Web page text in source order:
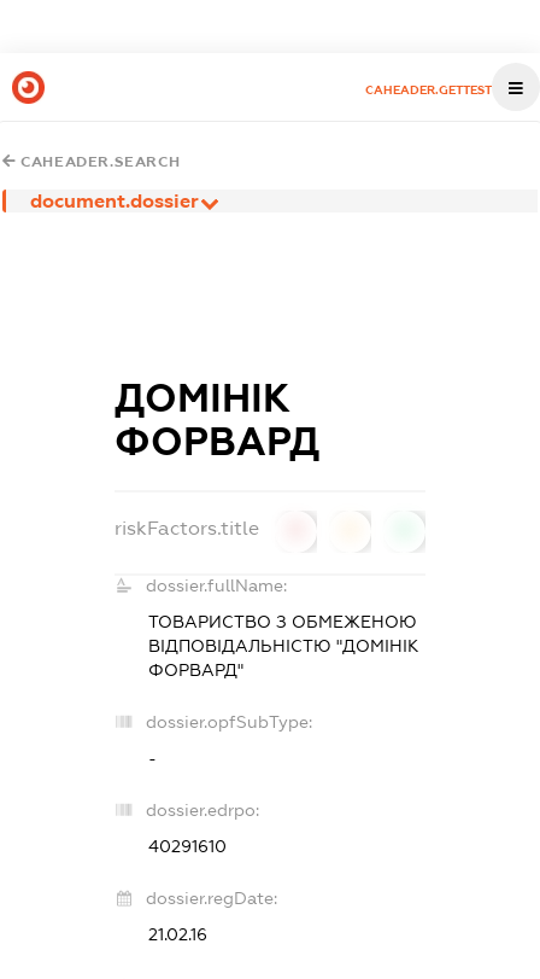
CAHEADER.GETTEST
CAHEADER.SEARCH
document.dossier
ДОМІНІК
ФОРВАРД
riskFactors.title
dossier.fullName:
ТОВАРИСТВО З ОБМЕЖЕНОЮ
ВІДПОВІДАЛЬНІСТЮ "ДОМІНІК
ФОРВАРД"
dossier.opfSubType:
-
dossier.edrpo:
40291610
dossier.regDate:
21.02.16